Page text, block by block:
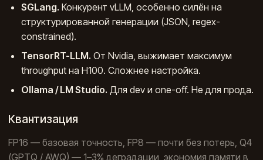
SGLang. Конкурент vLLM, особенно силён на
структурированной генерации (JSON, regex-
constrained).
TensorRT-LLM. От Nvidia, выжимает максимум
throughput на H100. Сложнее настройка.
Ollama / LM Studio. Для dev и one-off. Не для прода.
Квантизация
FP16 — базовая точность, FP8 — почти без потерь, Q4
(GPTQ / AWQ) — 1–3% деградации, экономия памяти в